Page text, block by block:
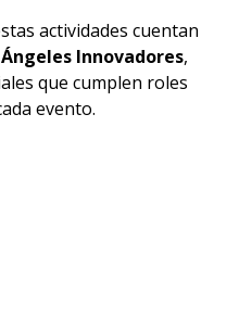
actividades cuentan
Ángeles Innovadores,
que cumplen roles
evento.